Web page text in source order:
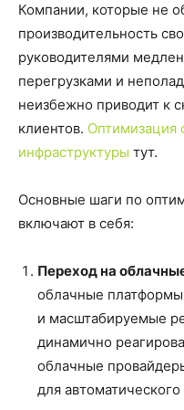
Компании, которые не
производительность
руководителями
перегрузками и
неизбежно приводит к
клиентов. Оптимизация
инфраструктуры тут.
Основные шаги по
включают в себя:
Переход на
облачные
и масштабируемые
динамично
облачные
для